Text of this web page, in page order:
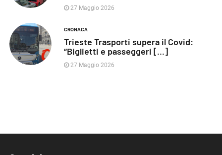
27 Maggio 2026
CRONACA
Trieste Trasporti supera il Covid:
“Biglietti e passeggeri [...]
27 Maggio 2026